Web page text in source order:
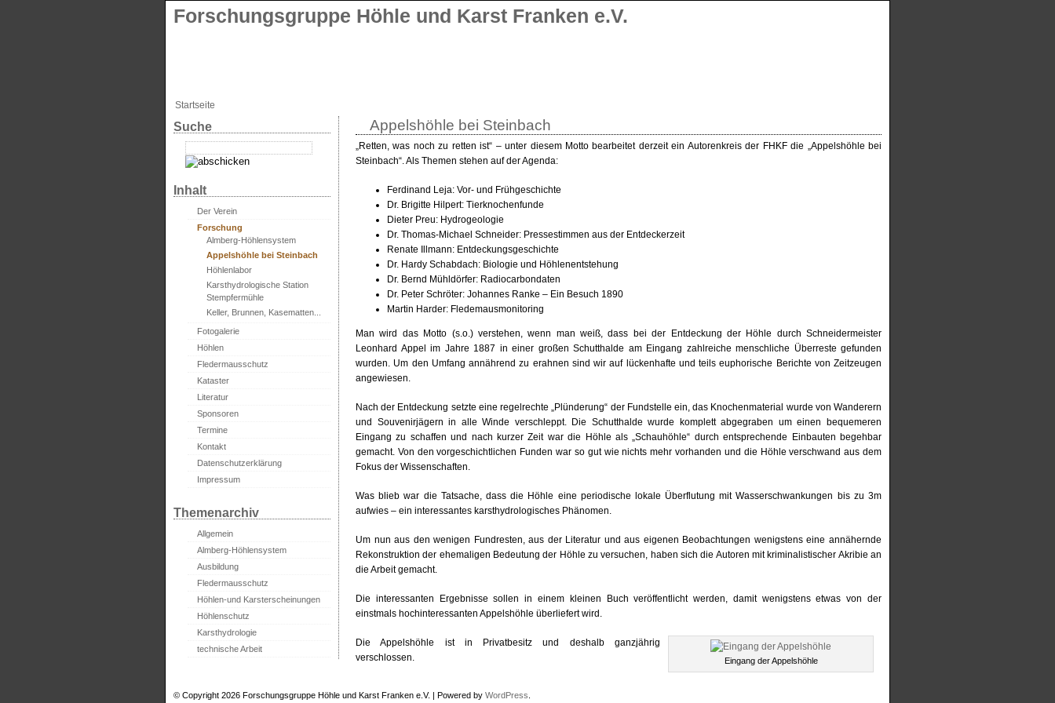
Forschungsgruppe Höhle und Karst Franken e.V.
Startseite
Appelshöhle bei Steinbach
„Retten, was noch zu retten ist“ – unter diesem Motto bearbeitet derzeit ein Autorenkreis der FHKF die „Appelshöhle bei
Steinbach“. Als Themen stehen auf der Agenda:
Ferdinand Leja: Vor- und Frühgeschichte
Dr. Brigitte Hilpert: Tierknochenfunde
Dieter Preu: Hydrogeologie
Dr. Thomas-Michael Schneider: Pressestimmen aus der Entdeckerzeit
Renate Illmann: Entdeckungsgeschichte
Dr. Hardy Schabdach: Biologie und Höhlenentstehung
Dr. Bernd Mühldörfer: Radiocarbondaten
Dr. Peter Schröter: Johannes Ranke – Ein Besuch 1890
Martin Harder: Fledemausmonitoring
Man wird das Motto (s.o.) verstehen, wenn man weiß, dass bei der Entdeckung der Höhle durch Schneidermeister
Leonhard Appel im Jahre 1887 in einer großen Schutthalde am Eingang zahlreiche menschliche Überreste gefunden
wurden. Um den Umfang annährend zu erahnen sind wir auf lückenhafte und teils euphorische Berichte von Zeitzeugen
angewiesen.
Nach der Entdeckung setzte eine regelrechte „Plünderung“ der Fundstelle ein, das Knochenmaterial wurde von Wanderern
und Souvenirjägern in alle Winde verschleppt. Die Schutthalde wurde komplett abgegraben um einen bequemeren
Eingang zu schaffen und nach kurzer Zeit war die Höhle als „Schauhöhle“ durch entsprechende Einbauten begehbar
gemacht. Von den vorgeschichtlichen Funden war so gut wie nichts mehr vorhanden und die Höhle verschwand aus dem
Fokus der Wissenschaften.
Was blieb war die Tatsache, dass die Höhle eine periodische lokale Überflutung mit Wasserschwankungen bis zu 3m
aufwies – ein interessantes karsthydrologisches Phänomen.
Um nun aus den wenigen Fundresten, aus der Literatur und aus eigenen Beobachtungen wenigstens eine annähernde
Rekonstruktion der ehemaligen Bedeutung der Höhle zu versuchen, haben sich die Autoren mit kriminalistischer Akribie an
die Arbeit gemacht.
Die interessanten Ergebnisse sollen in einem kleinen Buch veröffentlicht werden, damit wenigstens etwas von der
einstmals hochinteressanten Appelshöhle überliefert wird.
Eingang der Appelshöhle
Die Appelshöhle ist in Privatbesitz und deshalb ganzjährig
verschlossen.
Suche
Inhalt
Der Verein
Forschung
Almberg-Höhlensystem
Appelshöhle bei Steinbach
Höhlenlabor
Karsthydrologische Station
Stempfermühle
Keller, Brunnen, Kasematten...
Fotogalerie
Höhlen
Fledermausschutz
Kataster
Literatur
Sponsoren
Termine
Kontakt
Datenschutzerklärung
Impressum
Themenarchiv
Allgemein
Almberg-Höhlensystem
Ausbildung
Fledermausschutz
Höhlen-und Karsterscheinungen
Höhlenschutz
Karsthydrologie
technische Arbeit
© Copyright 2026 Forschungsgruppe Höhle und Karst Franken e.V. | Powered by WordPress